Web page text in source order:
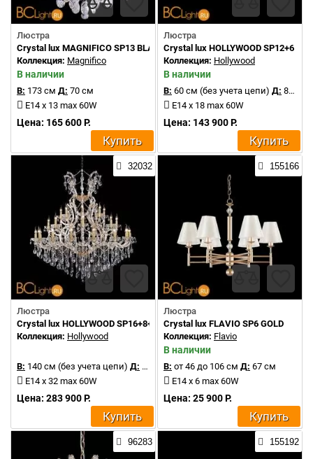
Люстра
Crystal lux MAGNIFICO SP13 BLACK/TRANSPARENT
Коллекция: Magnifico
В наличии
В: 173 см Д: 70 см
E14 x 13 max 60W
Цена: 165 600 Р.
Купить
Люстра
Crystal lux HOLLYWOOD SP12+6
Коллекция: Hollywood
В наличии
В: 60 см (без учета цепи) Д: 85 см
E14 x 18 max 60W
Цена: 143 900 Р.
Купить
32032
Люстра
Crystal lux HOLLYWOOD SP16+8+8 GOLD
Коллекция: Hollywood
В: 140 см (без учета цепи) Д:
E14 x 32 max 60W
Цена: 283 900 Р.
Купить
155166
Люстра
Crystal lux FLAVIO SP6 GOLD
Коллекция: Flavio
В наличии
В: от 46 до 106 см Д: 67 см
E14 x 6 max 60W
Цена: 25 900 Р.
Купить
96283 155192